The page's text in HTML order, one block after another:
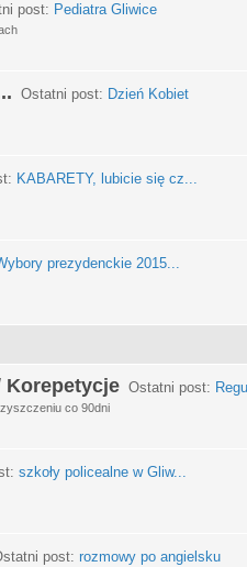
post: Pediatra Gliwice
Ostatni post: Dzień Kobiet
KABARETY, lubicie się cz...
prezydenckie 2015...
Korepetycje Ostatni post:
co 90dni
szkoły policealne w Gliw...
post: rozmowy po angielsku